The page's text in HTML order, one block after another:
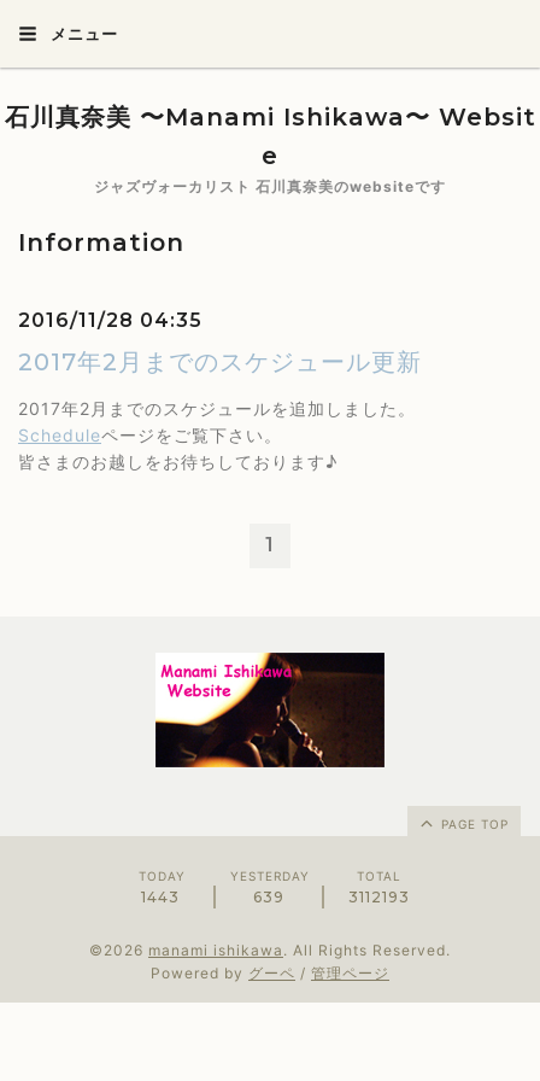
メニュー
石川真奈美 〜Manami Ishikawa〜 Websit
e
ジャズヴォーカリスト 石川真奈美のwebsiteです
Information
2016/11/28 04:35
2017年2月までのスケジュール更新
2017年2月までのスケジュールを追加しました。
Scheduleページをご覧下さい。
皆さまのお越しをお待ちしております♪
1
PAGE TOP
TODAY
1443
YESTERDAY
639
TOTAL
3112193
©2026 manami ishikawa . All Rights Reserved.
Powered by グーペ / 管理ページ